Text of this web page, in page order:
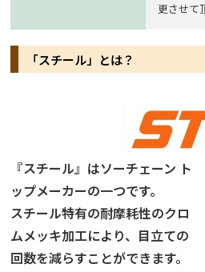
更させて
「スチール」とは？
『スチール』はソーチェーン ト
ップメーカーの一つです。
スチール特有の耐摩耗性のクロ
ムメッキ加工により、目立ての
回数を減らすことができます。